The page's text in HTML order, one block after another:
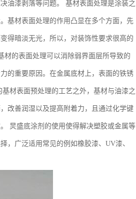
油漆剥落等问题。 基材表面处理是涂装之
基材表面处理的作用凸显在多个方面，先
得暗淡无光，所以，对装饰性要求很高的
的表面处理可以消除弱界面层所导致的
的重要原因。在金属底材上，表面的铁锈
材表面预处理的工艺之外，基材与油漆之
改善润湿以及提高附着力，且通过化学键
炅盛底涂剂的使用使得解决塑胶或金属等
，广泛适用常见的例如橡胶漆、UV漆、